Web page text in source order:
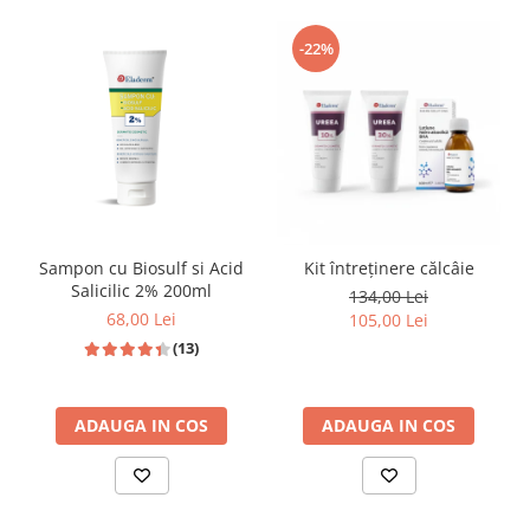
cu succes in afectiuni precum psoriazisul, keratoza pilara,
hiperkeratinizare, acnee sau dermatite, fiind recunoscut
pentru actiunea sa:
antiinflamatoare
antimicrobiana
antibacteriana
Ureea 30% – Hidratare intensiva si regenerare celulara
hidratanta si keratolitica, ideala pentru pielea uscata,
deshidratata sau crapata, oferind un efect de reparare rapid si
eficient. In plus, aceasta atrage apa din mediul extern si
Sampon cu Biosulf si Acid
Salicilic 2% 200ml
68,00 Lei
(13)
ADAUGA IN COS
-22%
Kit întreținere călcâie
134,00 Lei
105,00 Lei
ADAUGA IN COS